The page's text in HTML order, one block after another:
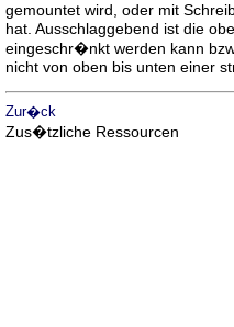
gemountet wird, oder mit
hat. Ausschlaggebend ist die
eingeschr�nkt werden kann
nicht von oben bis unten einer
Zur�ck
Zus�tzliche Ressourcen